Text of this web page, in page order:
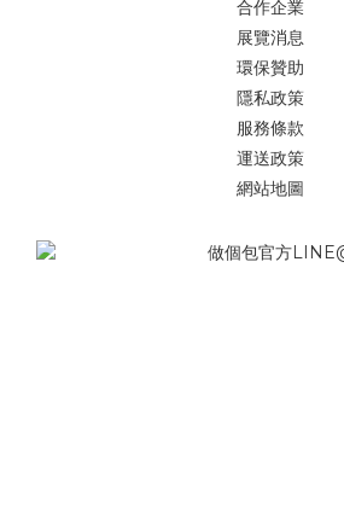
合作企業
展覽消息
環保贊助
隱私政策
服務條款
運送政策
網站地圖